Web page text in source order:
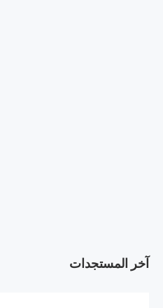
آخر المستجدات